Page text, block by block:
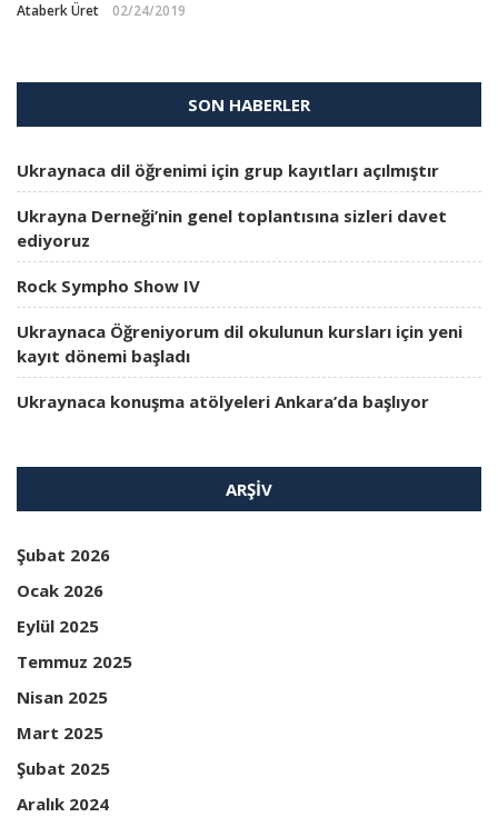
Ataberk Üret 02/24/2019
SON HABERLER
Ukraynaca dil öğrenimi için grup kayıtları açılmıştır
Ukrayna Derneği’nin genel toplantısına sizleri davet
ediyoruz
Rock Sympho Show IV
Ukraynaca Öğreniyorum dil okulunun kursları için yeni
kayıt dönemi başladı
Ukraynaca konuşma atölyeleri Ankara’da başlıyor
ARŞIV
Şubat 2026
Ocak 2026
Eylül 2025
Temmuz 2025
Nisan 2025
Mart 2025
Şubat 2025
Aralık 2024